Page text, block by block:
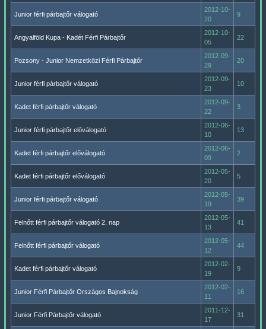
Junior férfi párbajtőr válogató
2012-10-
20
9
Angyalföld Kupa - Kadét Férfi Párbajtőr
2012-10-
05
22
Pozsony - Junior Nemzetközi Férfi Párbajtőr
2012-09-
29
20
Junior férfi párbajtőr válogató
2012-09-
23
10
Kadet férfi párbajtőr válogató
2012-09-
22
3
Junior férfi párbajtőr előválogató
2012-06-
10
13
Kadet férfi párbajtőr előválogató
2012-06-
09
2
Kadet férfi párbajtőr előválogató
2012-05-
20
5
Junior férfi párbajtőr válogató
2012-05-
19
39
Felnőtt férfi párbajtőr válogató 2. nap
2012-05-
13
41
Felnőtt férfi párbajtőr válogató
2012-05-
12
44
Kadet férfi párbajtőr válogató
2012-02-
19
9
Junior Férfi Párbajtőr Országos Bajnokság
2012-02-
11
16
Junior Férfi Párbajtőr válogató
2011-12-
17
31